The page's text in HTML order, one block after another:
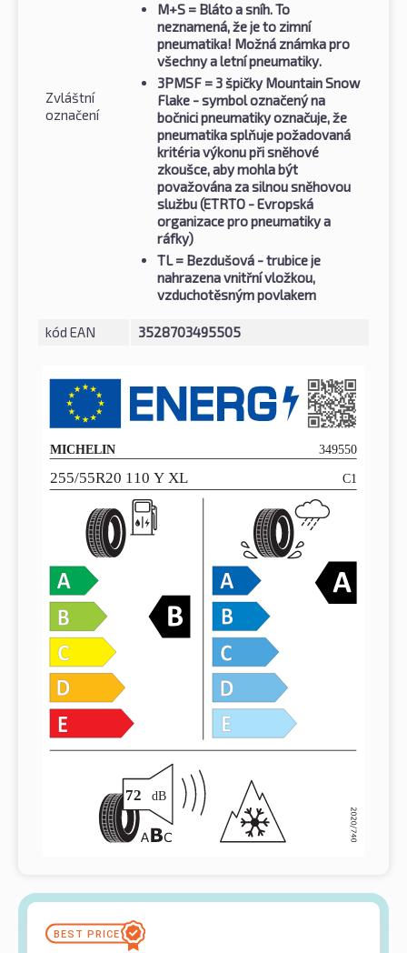
Zvláštní
označení
M+S = Bláto a sníh. To
neznamená, že je to zimní
pneumatika! Možná známka pro
všechny a letní pneumatiky.
3PMSF = 3 špičky Mountain Snow
Flake - symbol označený na
bočnici pneumatiky označuje, že
pneumatika splňuje požadovaná
kritéria výkonu při sněhové
zkoušce, aby mohla být
považována za silnou sněhovou
službu (ETRTO - Evropská
organizace pro pneumatiky a
ráfky)
TL= Bezdušová - trubice je
nahrazena vnitřní vložkou,
vzduchotěsným povlakem
kód EAN 3528703495505